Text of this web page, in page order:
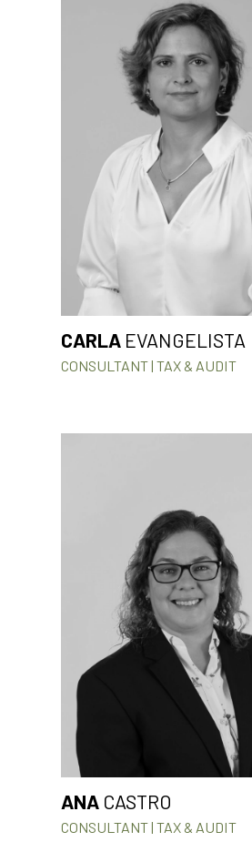
CARLA EVANGELISTA
CONSULTANT | TAX & AUDIT
ANA CASTRO
CONSULTANT | TAX & AUDIT